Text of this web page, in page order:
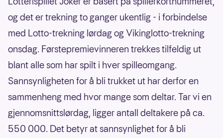
og det er trekning to ganger ukentlig - i forbindelse
med Lotto-trekning lørdag og Vikinglotto-trekning
onsdag. Førstepremievinneren trekkes tilfeldig ut
blant alle som har spilt i hver spilleomgang.
Sannsynligheten for å bli trukket ut har derfor en
sammenheng med hvor mange som deltar. Tar vi en
gjennomsnittslørdag, ligger antall deltakere på ca.
550 000. Det betyr at sannsynlighet for å bli